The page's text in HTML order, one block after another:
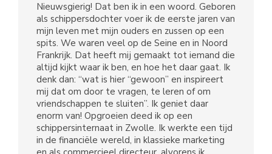
Nieuwsgierig! Dat ben ik in een woord. Geboren
als schippersdochter voer ik de eerste jaren van
mijn leven met mijn ouders en zussen op een
spits. We waren veel op de Seine en in Noord
Frankrijk. Dat heeft mij gemaakt tot iemand die
altijd kijkt waar ik ben, en hoe het daar gaat. Ik
denk dan: “wat is hier “gewoon” en inspireert
mij dat om door te vragen, te leren of om
vriendschappen te sluiten”. Ik geniet daar
enorm van! Opgroeien deed ik op een
schippersinternaat in Zwolle. Ik werkte een tijd
in de financiële wereld, in klassieke marketing